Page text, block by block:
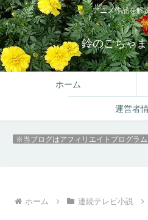
アニメ作品を解
鈴のごちゃ
ホーム
運営者
※当ブログはアフィリエイトプログラム
ホーム 連続テレビ小説